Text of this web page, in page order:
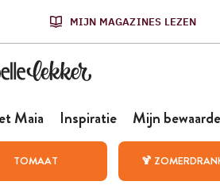
MIJN MAGAZINES LEZEN
Maia Inspiratie Mijn
TOMAAT 🍹